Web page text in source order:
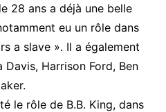
28 ans a déjà une belle
eu un rôle dans
a slave ». Il a également
Harrison Ford, Ben
le rôle de B.B. King, dans